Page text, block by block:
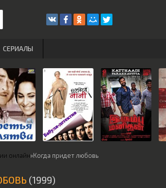
онлайн»Когда придет любовь
(1999)
СЕРИАЛЫ